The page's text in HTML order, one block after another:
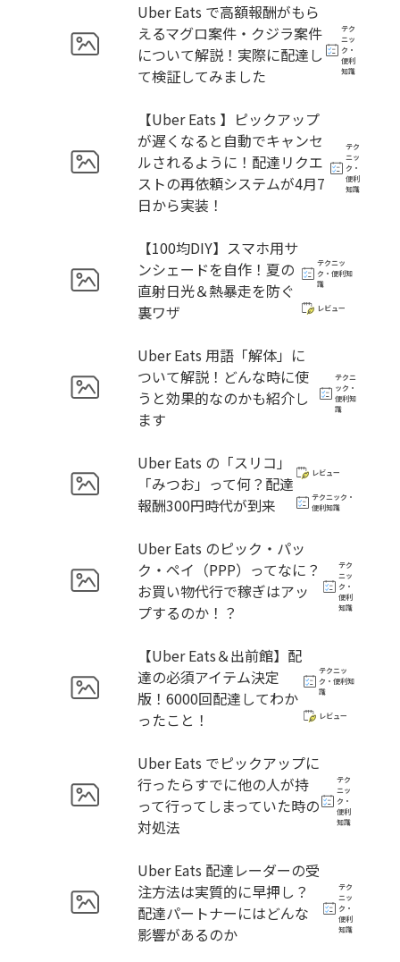
Uber Eats で高額報酬がもら
えるマグロ案件・クジラ案件
について解説！実際に配達し
て検証してみました
テク
ニッ
ク・
便利
知識
【Uber Eats 】ピックアップ
が遅くなると自動でキャンセ
ルされるように！配達リクエ
ストの再依頼システムが4月7
日から実装！
テク
ニッ
ク・
便利
知識
【100均DIY】スマホ用サ
ンシェードを自作！夏の
直射日光＆熱暴走を防ぐ
裏ワザ
テクニッ
ク・便利知
識
レビュー
Uber Eats 用語「解体」に
ついて解説！どんな時に使
うと効果的なのかも紹介し
ます
テクニ
ック・
便利知
識
Uber Eats の「スリコ」
「みつお」って何？配達
報酬300円時代が到来
レビュー
テクニック・
便利知識
Uber Eats のピック・パッ
ク・ペイ（PPP）ってなに？
お買い物代行で稼ぎはアッ
プするのか！？
テク
ニッ
ク・
便利
知識
【Uber Eats＆出前館】配
達の必須アイテム決定
版！6000回配達してわか
ったこと！
テクニッ
ク・便利知
識
レビュー
Uber Eats でピックアップに
行ったらすでに他の人が持
って行ってしまっていた時の
対処法
テク
ニッ
ク・
便利
知識
Uber Eats 配達レーダーの受
注方法は実質的に早押し？
配達パートナーにはどんな
影響があるのか
テク
ニッ
ク・
便利
知識